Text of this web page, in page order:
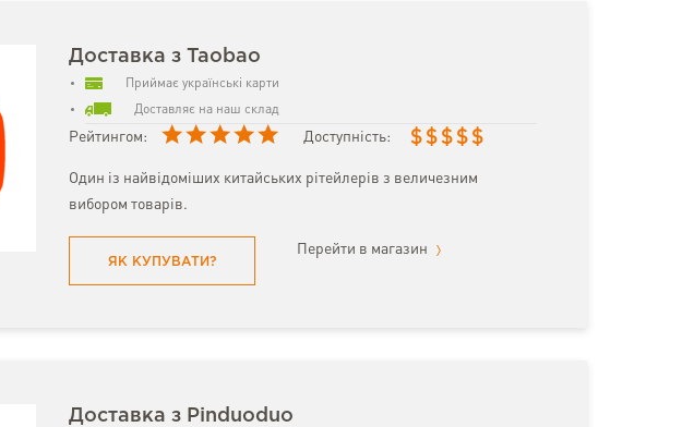
Доставка з Taobao
Приймає українські карти
Доставляє на наш склад
Рейтингом: Доступність: $ $ $ $ $
Один із найвідоміших китайських рітейлерів з величезним
вибором товарів.
ЯК КУПУВАТИ?
Перейти в магазин
Доставка з Pinduoduo